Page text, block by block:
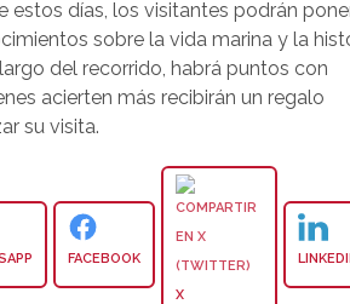
estos días, los visitantes podrán
sobre la vida marina y la
del recorrido, habrá puntos con
acierten más recibirán un regalo
su visita.
FACEBOOK
X